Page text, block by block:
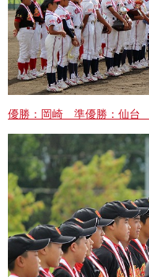
優勝：岡崎 準優勝：仙台